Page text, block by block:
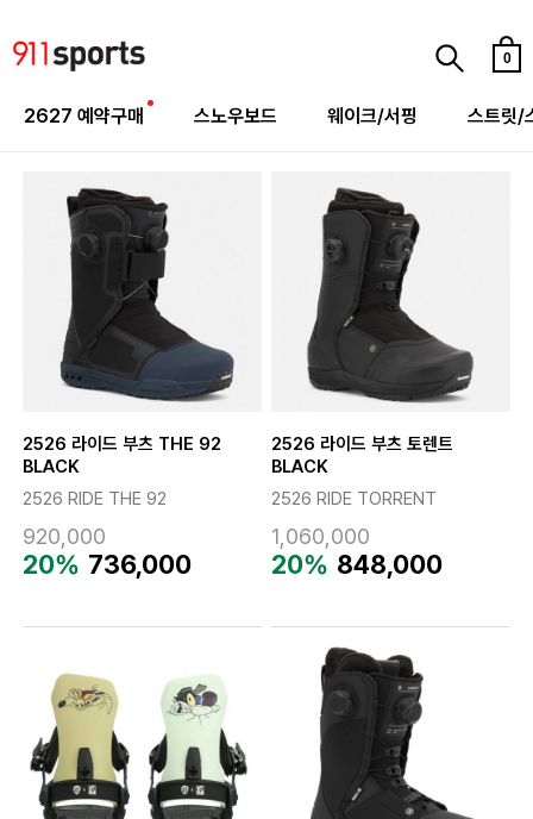
0
2627 예약구매 스노우보드 웨이크/서핑 스트릿/
2526 라이드 부츠 THE 92
BLACK
2526 RIDE THE 92
920,000
20% 736,000
2526 라이드 부츠 토렌트
BLACK
2526 RIDE TORRENT
1,060,000
20% 848,000